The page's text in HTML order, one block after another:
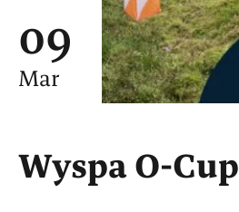
09
Mar
Wyspa O-Cup